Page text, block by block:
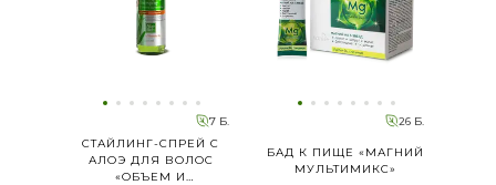
7 Б.
СТАЙЛИНГ-СПРЕЙ С
АЛОЭ ДЛЯ ВОЛОС
«ОБЪЕМ И
26 Б.
БАД К ПИЩЕ «МАГНИЙ
МУЛЬТИМИКС»